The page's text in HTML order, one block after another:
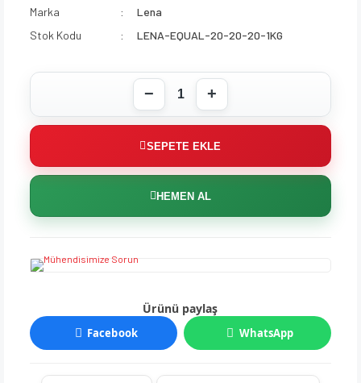
Marka
Lena
Stok Kodu
LENA-EQUAL-20-20-20-1KG
SEPETE EKLE
HEMEN AL
Ürünü paylaş
Facebook WhatsApp